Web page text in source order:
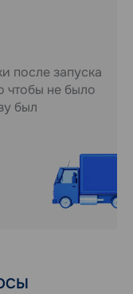
после запуска
чтобы не было
был